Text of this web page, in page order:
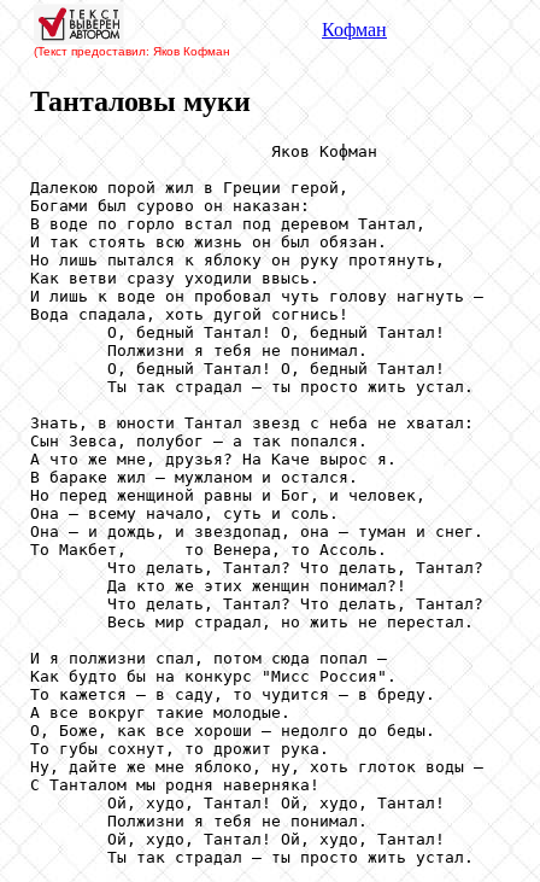
(Текст предоставил: Яков Кофман
Кофман
Танталовы муки
                         Яков Кофман
Далекою порой жил в Греции герой,
Богами был сурово он наказан:
В воде по горло встал под деревом Тантал,
И так стоять всю жизнь он был обязан.
Но лишь пытался к яблоку он руку протянуть,
Как ветви сразу уходили ввысь.
И лишь к воде он пробовал чуть голову нагнуть –
Вода спадала, хоть дугой согнись!
        О, бедный Тантал! О, бедный Тантал!
        Полжизни я тебя не понимал.
        О, бедный Тантал! О, бедный Тантал!
        Ты так страдал – ты просто жить устал.
Знать, в юности Тантал звезд с неба не хватал:
Сын Зевса, полубог – а так попался.
А что же мне, друзья? На Каче вырос я.
В бараке жил – мужланом и остался.
Но перед женщиной равны и Бог, и человек,
Она – всему начало, суть и соль.
Она – и дождь, и звездопад, она – туман и снег.
То Макбет,      то Венера, то Ассоль.
        Что делать, Тантал? Что делать, Тантал?
        Да кто же этих женщин понимал?!
        Что делать, Тантал? Что делать, Тантал?
        Весь мир страдал, но жить не перестал.
И я полжизни спал, потом сюда попал –
Как будто бы на конкурс "Мисс Россия".
То кажется – в саду, то чудится – в бреду.
А все вокруг такие молодые.
О, Боже, как все хороши – недолго до беды.
То губы сохнут, то дрожит рука.
Ну, дайте же мне яблоко, ну, хоть глоток воды –
С Танталом мы родня наверняка!
        Ой, худо, Тантал! Ой, худо, Тантал!
        Полжизни я тебя не понимал.
        Ой, худо, Тантал! Ой, худо, Тантал!
        Ты так страдал – ты просто жить устал.